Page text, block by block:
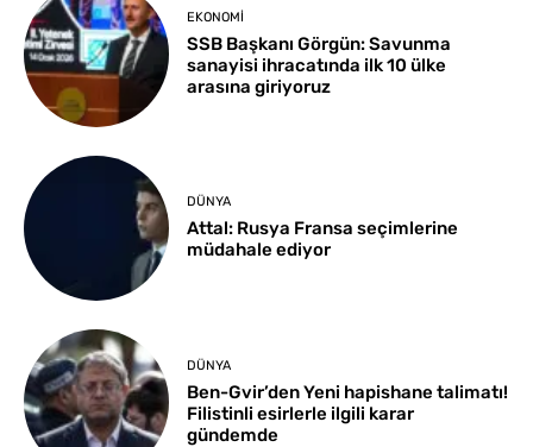
EKONOMI
SSB Başkanı Görgün: Savunma
sanayisi ihracatında ilk 10 ülke
arasına giriyoruz
DÜNYA
Attal: Rusya Fransa seçimlerine
müdahale ediyor
DÜNYA
Ben-Gvir’den Yeni hapishane talimatı!
Filistinli esirlerle ilgili karar
gündemde